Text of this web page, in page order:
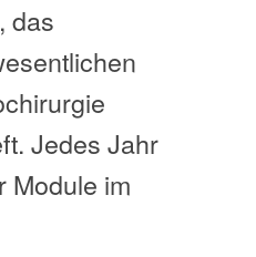
das
Jedes Jahr
Module im